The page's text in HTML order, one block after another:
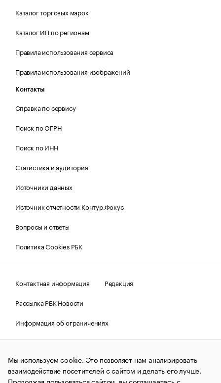
Каталог торговых марок
Каталог ИП по регионам
Правила использования сервиса
Правила использования изображений
Контакты
Справка по сервису
Поиск по ОГРН
Поиск по ИНН
Статистика и аудитория
Источники данных
Источник отчетности Контур.Фокус
Вопросы и ответы
Политика Cookies РБК
Контактная информация
Редакция
Рассылка РБК Новости
Информация об ограничениях
Правовая информация
О соблюдении авторских прав
© АО «РОСБИЗНЕСКОНСАЛТИНГ»,1995–2026.Сообщения
и материалы информационного агентства «РБК»
(зарегистрировано Федеральной службой по надзору в сфере
Мы используем cookie. Это позволяет нам анализировать
взаимодействие посетителей с сайтом и делать его лучше.